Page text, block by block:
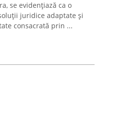
se evidențiază ca o
juridice adaptate și
consacrată prin ...